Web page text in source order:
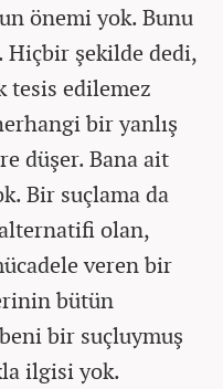
önemi yok. Bunu
Hiçbir şekilde dedi,
tesis edilemez
bir yanlış
düşer. Bana ait
Bir suçlama da
olan,
veren bir
bütün
bir suçluymuş
ilgisi yok.